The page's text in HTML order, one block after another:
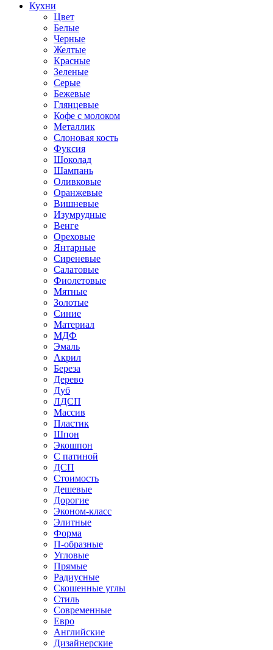
Кухни
Цвет
Белые
Черные
Желтые
Красные
Зеленые
Серые
Бежевые
Глянцевые
Кофе с молоком
Металлик
Слоновая кость
Фуксия
Шоколад
Шампань
Оливковые
Оранжевые
Вишневые
Изумрудные
Венге
Ореховые
Янтарные
Сиреневые
Салатовые
Фиолетовые
Мятные
Золотые
Синие
Материал
МДФ
Эмаль
Акрил
Береза
Дерево
Дуб
ЛДСП
Массив
Пластик
Шпон
Экошпон
С патиной
ДСП
Стоимость
Дешевые
Дорогие
Эконом-класс
Элитные
Форма
П-образные
Угловые
Прямые
Радиусные
Скошенные углы
Стиль
Современные
Евро
Английские
Дизайнерские